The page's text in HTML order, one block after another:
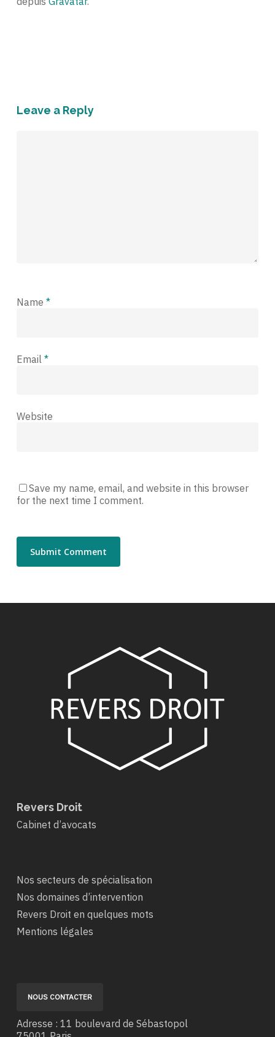
Leave a Reply
Name *
Email *
Website
Save my name, email, and website in this browser
for the next time I comment.
Revers Droit
Cabinet d’avocats
Nos secteurs de spécialisation
Nos domaines d’intervention
Revers Droit en quelques mots
Mentions légales
NOUS CONTACTER
Adresse : 11 boulevard de Sébastopol